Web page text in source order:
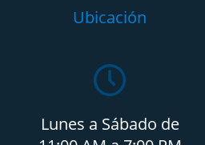
Ubicación
Lunes a Sábado de